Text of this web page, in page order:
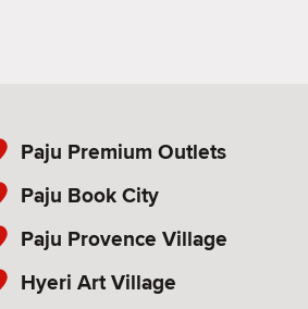
Paju Premium Outlets
Paju Book City
Paju Provence Village
Hyeri Art Village